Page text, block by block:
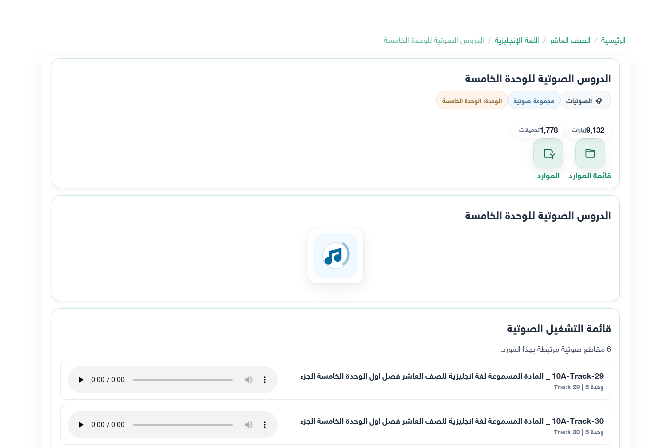
الرئيسية الصف العاشر اللغة الإنجليزية الدروس الصوتية للوحدة الخامسة
الدروس الصوتية للوحدة الخامسة
🎧 الصوتيات مجموعة صوتية الوحدة: الوحدة الخامسة
9,132زيارات 1,778تحميلات
قائمة الموارد الموارد
الدروس الصوتية للوحدة الخامسة
قائمة التشغيل الصوتية
6 مقاطع صوتية مرتبطة بهذا المورد.
10A-Track-29 _ المادة المسموعة لغة انجليزية للصف العاشر فصل اول الوحدة الخامسة الجزء
وحدة 5 | Track 29
10A-Track-30 _ المادة المسموعة لغة انجليزية للصف العاشر فصل اول الوحدة الخامسة الجزء
وحدة 5 | Track 30